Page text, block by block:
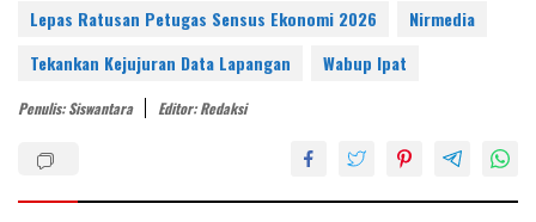
er
e
st
itt
er
k
e
dI
e
b
o
at
s
ar
Lepas Ratusan Petugas Sensus Ekonomi 2026
Nirmedia
Tekankan Kejujuran Data Lapangan
Wabup Ipat
Penulis: Siswantara Editor: Redaksi